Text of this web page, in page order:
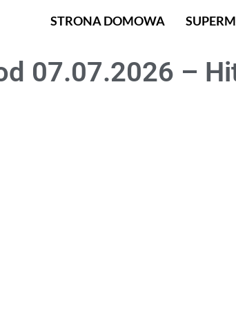
STRONA DOMOWA
07.07.2026 –